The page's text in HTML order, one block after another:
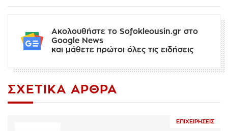
Ακολουθήστε το Sofokleousin.gr στο
Google News
και μάθετε πρώτοι όλες τις ειδήσεις
ΣΧΕΤΙΚΆ ΆΡΘΡΑ
ΕΠΙΧΕΙΡΉΣΕΙΣ